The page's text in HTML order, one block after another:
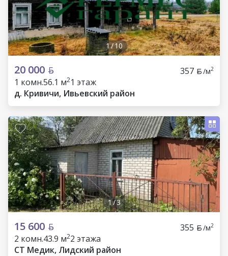
1/10
20 000 357 /м2
1 комн.56.1 м21 этаж
д. Кривичи, Ивьевский район
1/3
15 600 355 /м2
2 комн.43.9 м22 этажа
СТ Медик, Лидский район